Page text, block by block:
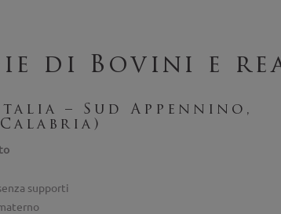
di Bovini e
– Sud Appennino,
supporti